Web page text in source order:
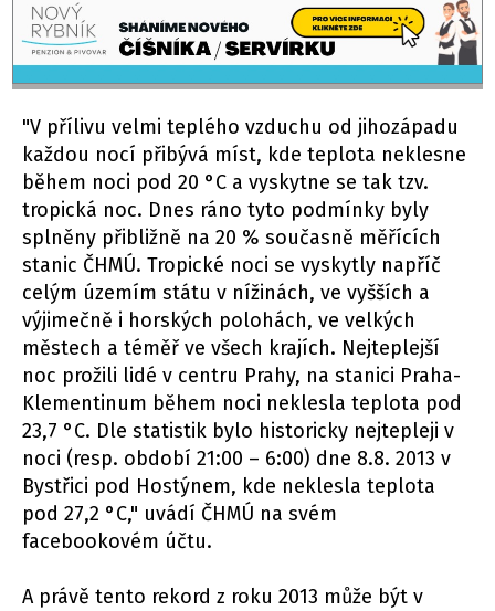
"V přílivu velmi teplého vzduchu od jihozápadu
každou nocí přibývá míst, kde teplota neklesne
během noci pod 20 °C a vyskytne se tak tzv.
tropická noc. Dnes ráno tyto podmínky byly
splněny přibližně na 20 % současně měřících
stanic ČHMÚ. Tropické noci se vyskytly napříč
celým územím státu v nížinách, ve vyšších a
výjimečně i horských polohách, ve velkých
městech a téměř ve všech krajích. Nejteplejší
noc prožili lidé v centru Prahy, na stanici Praha-
Klementinum během noci neklesla teplota pod
23,7 °C. Dle statistik bylo historicky nejtepleji v
noci (resp. období 21:00 – 6:00) dne 8.8. 2013 v
Bystřici pod Hostýnem, kde neklesla teplota
pod 27,2 °C," uvádí ČHMÚ na svém
facebookovém účtu.
A právě tento rekord z roku 2013 může být v